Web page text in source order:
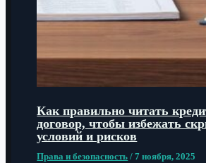
Как правильно читать
договор, чтобы избежать
условий и рисков
Права и безопасность /7 ноября, 2025